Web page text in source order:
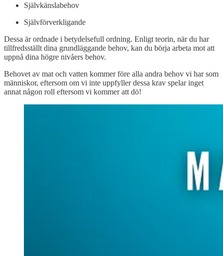
Självkänslabehov
Självförverkligande
Dessa är ordnade i betydelsefull ordning. Enligt teorin, när du har
tillfredsställt dina grundläggande behov, kan du börja arbeta mot att
uppnå dina högre nivåers behov.
Behovet av mat och vatten kommer före alla andra behov vi har som
människor, eftersom om vi inte uppfyller dessa krav spelar inget
annat någon roll eftersom vi kommer att dö!